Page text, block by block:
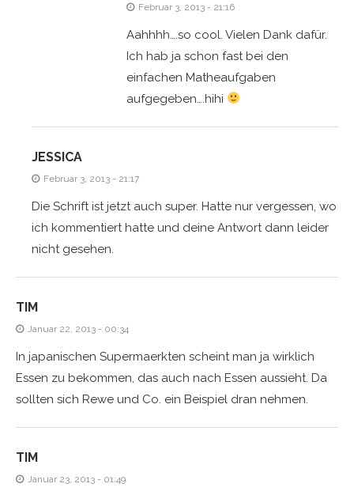
Februar 3, 2013 - 21:16
Aahhhh….so cool. Vielen Dank dafür.
Ich hab ja schon fast bei den
einfachen Matheaufgaben
aufgegeben….hihi
JESSICA
Februar 3, 2013 - 21:17
Die Schrift ist jetzt auch super. Hatte nur vergessen, wo
ich kommentiert hatte und deine Antwort dann leider
nicht gesehen.
TIM
Januar 22, 2013 - 00:34
In japanischen Supermaerkten scheint man ja wirklich
Essen zu bekommen, das auch nach Essen aussieht. Da
sollten sich Rewe und Co. ein Beispiel dran nehmen.
TIM
Januar 23, 2013 - 01:49